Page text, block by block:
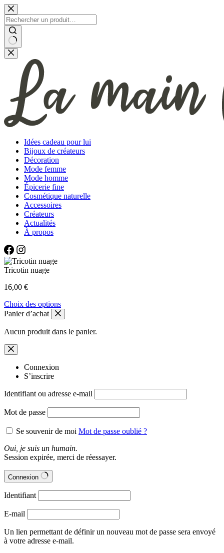
Passer
au
contenu
Aucun
résultat
Idées cadeau pour lui
Bijoux de créateurs
Décoration
Mode femme
Mode homme
Épicerie fine
Cosmétique naturelle
Accessoires
Créateurs
Actualités
À propos
Tricotin nuage
16,00 €
Choix des optionsCe
produit
a
plusieurs
sur
du
produit
Panier d’achat
Aucun produit dans le panier.
Connexion
S’inscrire
Identifiant ou adresse e-mail
Mot de passe
Se souvenir de moi Mot de passe oublié ?
Oui, je suis un humain.
Session expirée, merci de réessayer.
Connexion
Identifiant
E-mail
Un lien permettant de définir un nouveau mot de passe sera envoyé
à votre adresse e-mail.